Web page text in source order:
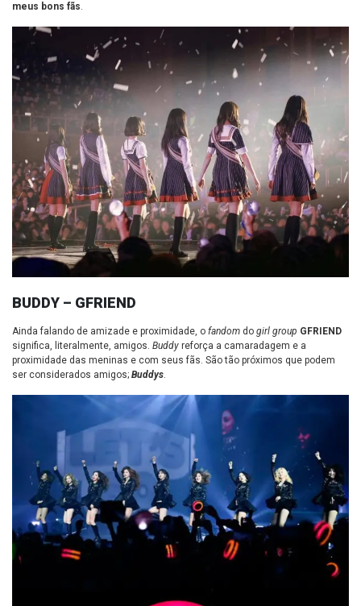
meus bons fãs.
BUDDY – GFRIEND
Ainda falando de amizade e proximidade, o fandom do girl group GFRIEND
significa, literalmente, amigos. Buddy reforça a camaradagem e a
proximidade das meninas e com seus fãs. São tão próximos que podem
ser considerados amigos; Buddys.